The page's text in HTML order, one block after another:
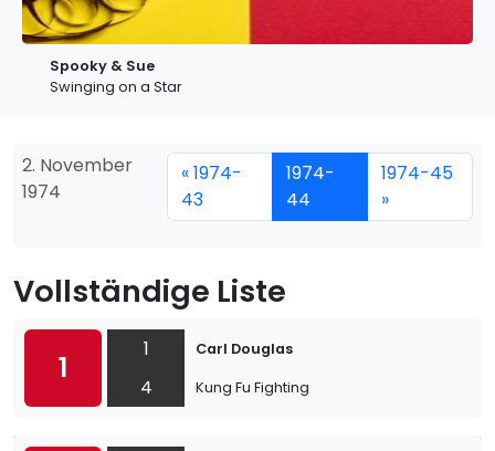
Spooky & Sue
Swinging on a Star
2. November
1974
« 1974-
43
1974-
44
1974-45
»
Vollständige Liste
1
1
4
Carl Douglas
Kung Fu Fighting